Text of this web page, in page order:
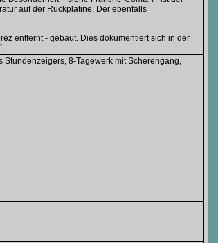
auf der Rückplatine. Der ebenfalls
entfernt - gebaut. Dies dokumentiert sich in der
8-Tagewerk mit Scherengang,